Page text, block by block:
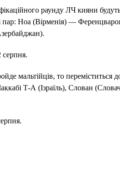
раунду ЛЧ кияни
пар: Ноа (Вірменія) —
мальтійців, то переміститься
Т-А (Ізраїль), Слован